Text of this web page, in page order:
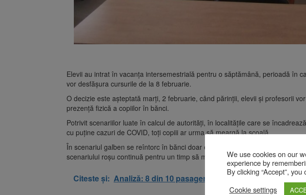
Elevii au intrat în vacanța intersemestrială pentru o săptămână, perioadă în
vor desfășura cursurile de la 8 februarie.
O decizie este așteptată marți, 2 februarie, când părinții, elevii și profesorii
prezență fizică a copiilor în bănci.
Potrivit scenariilor luate în calcul de autorități, în localitățile care se
cu puține cazuri de COVID, toți copiii ar urma să meargă la școală.
În scenariul galben se reîntorc în bănci doar elevii din ciclul primar și cei din
scenariului roșu continuă pentru un timp să meargă la școală copiii din ciclul
Citeste și: Analiză: 8 din 10 pasageri călătoresc cu bagaj de
We use cookies on our
experience by
By clicking “Accept”,
Cookie settings